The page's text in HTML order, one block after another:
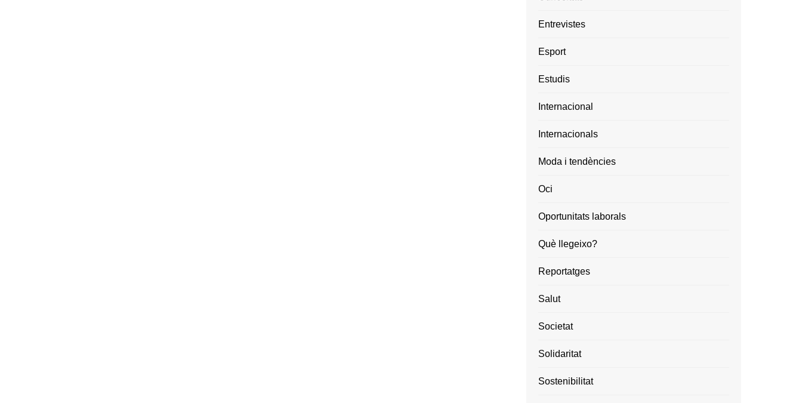
Entrevistes
Esport
Estudis
Internacional
Internacionals
Moda i tendències
Oci
Oportunitats laborals
Què llegeixo?
Reportatges
Salut
Societat
Solidaritat
Sostenibilitat